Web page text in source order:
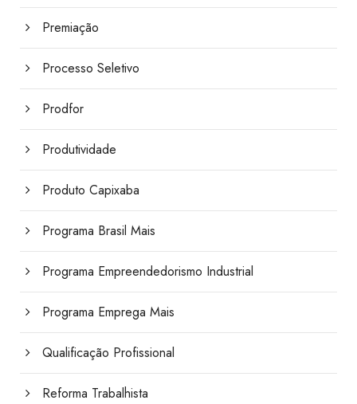
Premiação
Processo Seletivo
Prodfor
Produtividade
Produto Capixaba
Programa Brasil Mais
Programa Empreendedorismo Industrial
Programa Emprega Mais
Qualificação Profissional
Reforma Trabalhista